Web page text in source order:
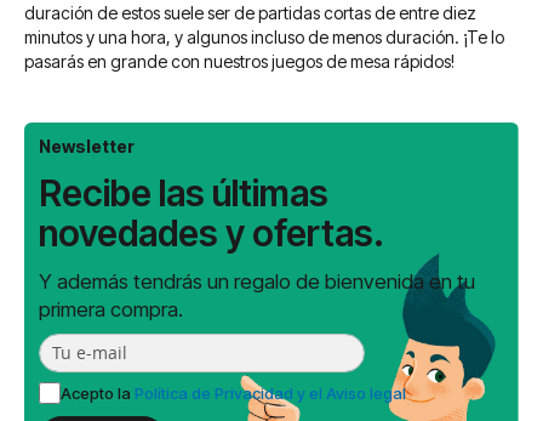
duración de estos suele ser de partidas cortas de entre diez
minutos y una hora, y algunos incluso de menos duración. ¡Te lo
pasarás en grande con nuestros juegos de mesa rápidos!
Newsletter
Recibe las últimas
novedades y ofertas.
Y además tendrás un regalo de bienvenida en tu
primera compra.
Acepto la Política de Privacidad y el Aviso legal